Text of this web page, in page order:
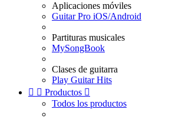
Aplicaciones móviles
Guitar Pro iOS/Android
Partituras musicales
MySongBook
Clases de guitarra
Play Guitar Hits
  Productos 
Todos los productos